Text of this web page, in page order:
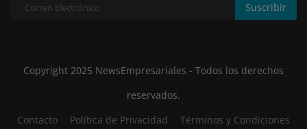
Suscribir
Copyright 2025 NewsEmpresariales - Todos los derechos
reservados.
Contacto
Política de Privacidad Términos y Condiciones